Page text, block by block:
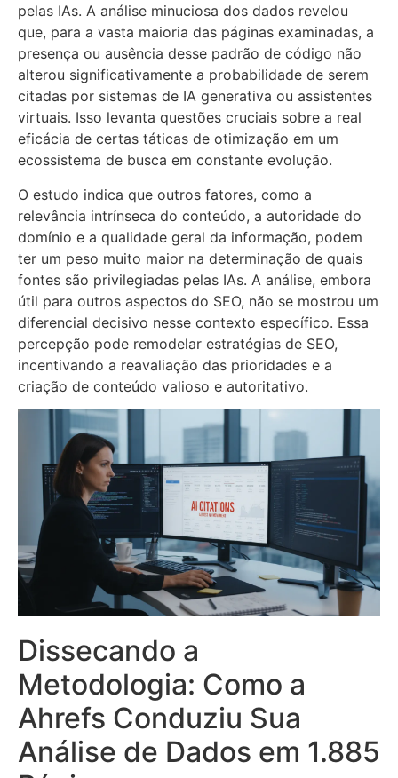
pelas IAs. A análise minuciosa dos dados revelou
que, para a vasta maioria das páginas examinadas, a
presença ou ausência desse padrão de código não
alterou significativamente a probabilidade de serem
citadas por sistemas de IA generativa ou assistentes
virtuais. Isso levanta questões cruciais sobre a real
eficácia de certas táticas de otimização em um
ecossistema de busca em constante evolução.
O estudo indica que outros fatores, como a
relevância intrínseca do conteúdo, a autoridade do
domínio e a qualidade geral da informação, podem
ter um peso muito maior na determinação de quais
fontes são privilegiadas pelas IAs. A análise, embora
útil para outros aspectos do SEO, não se mostrou um
diferencial decisivo nesse contexto específico. Essa
percepção pode remodelar estratégias de SEO,
incentivando a reavaliação das prioridades e a
criação de conteúdo valioso e autoritativo.
Dissecando a
Metodologia: Como a
Ahrefs Conduziu Sua
Análise de Dados em 1.885